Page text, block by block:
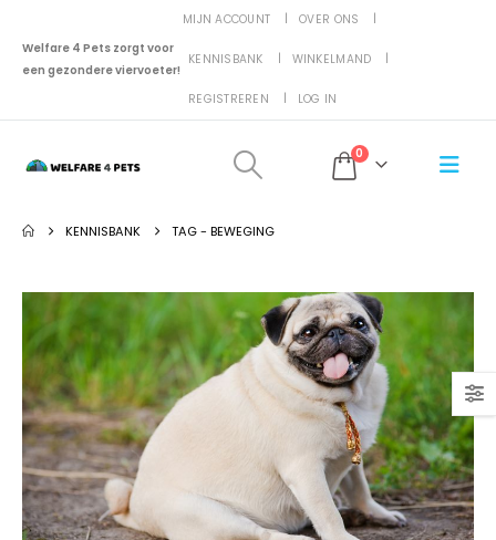
Welfare 4 Pets zorgt voor
een gezondere viervoeter!
MIJN ACCOUNT OVER ONS
KENNISBANK WINKELMAND
REGISTREREN LOG IN
0
KENNISBANK TAG -BEWEGING